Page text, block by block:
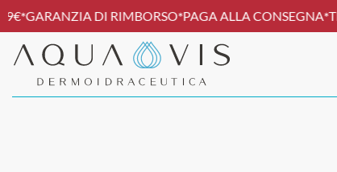
*GARANZIA DI RIMBORSO*PAGA ALLA CONSEGNA*